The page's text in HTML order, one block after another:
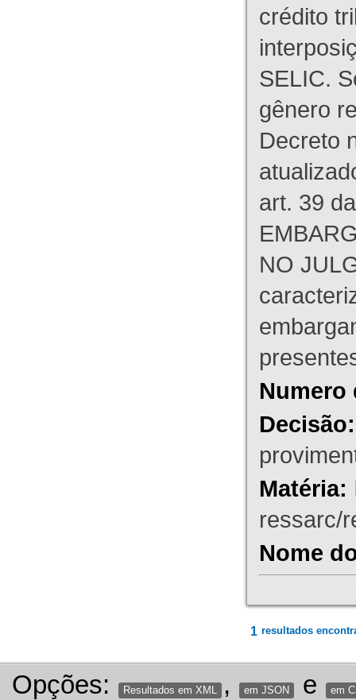
crédito
SELIC.
gênero
Decreto
art. 39
NO
Numero
Decisão:
Matéria:
ressarc/
Nome
1 resultados
Opções: Resultados em XML , em JSON e em